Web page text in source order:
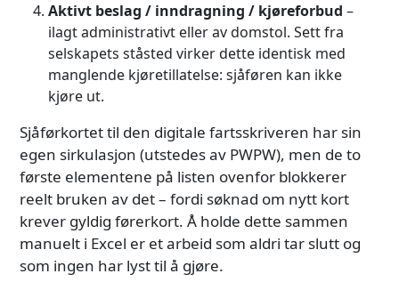
Aktivt beslag / inndragning / kjøreforbud –
ilagt administrativt eller av domstol. Sett fra
selskapets ståsted virker dette identisk med
manglende kjøretillatelse: sjåføren kan ikke
kjøre ut.
Sjåførkortet til den digitale fartsskriveren har sin
egen sirkulasjon (utstedes av PWPW), men de to
første elementene på listen ovenfor blokkerer
reelt bruken av det – fordi søknad om nytt kort
krever gyldig førerkort. Å holde dette sammen
manuelt i Excel er et arbeid som aldri tar slutt og
som ingen har lyst til å gjøre.